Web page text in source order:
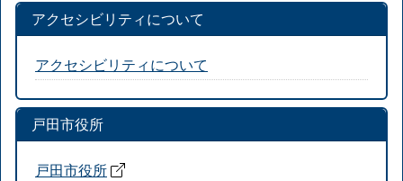
アクセシビリティについて
アクセシビリティについて
戸田市役所
戸田市役所